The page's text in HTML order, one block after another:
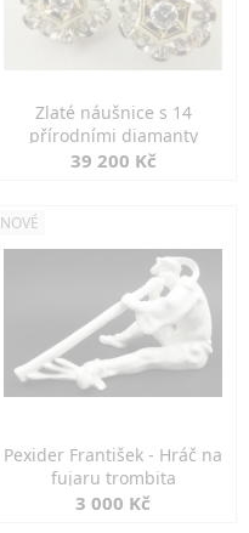
Zlaté náušnice s 14
přírodními diamanty
39 200 Kč
NOVÉ
Pexider František - Hráč na
fujaru trombita
3 000 Kč